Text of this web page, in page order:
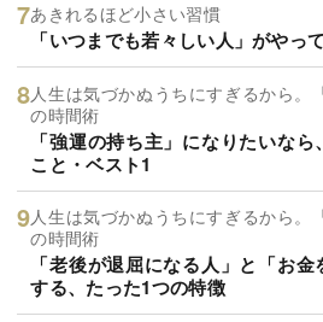
あきれるほど小さい習慣
「いつまでも若々しい人」がやっ
人生は気づかぬうちにすぎるから。
の時間術
「強運の持ち主」になりたいな
こと・ベスト1
人生は気づかぬうちにすぎるから。
の時間術
「老後が退屈になる人」と「お
する、たった1つの特徴